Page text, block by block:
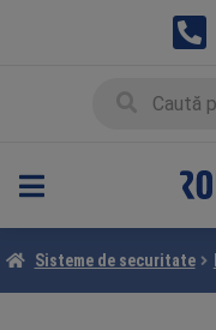
Sisteme de securitate